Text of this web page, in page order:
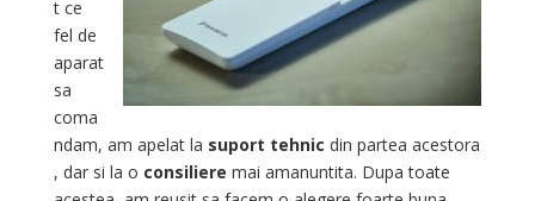
t ce
fel de
aparat
sa
coma
ndam, am apelat la suport tehnic din partea acestora
, dar si la o consiliere mai amanuntita. Dupa toate